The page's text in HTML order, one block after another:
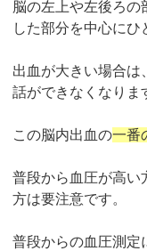
脳の左上や左後ろの
した部分を中心にひ
出血が大きい場合は
話ができなくなりま
この脳内出血の一番
普段から血圧が高い
方は要注意です。
普段からの血圧測定